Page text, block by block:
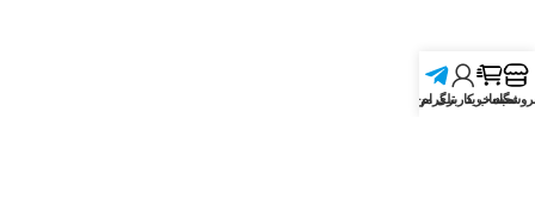
سبد خرید
حساب کاربری من
تلگرام